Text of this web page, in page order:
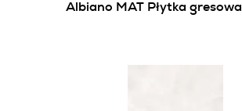
Albiano MAT Płytka gresowa